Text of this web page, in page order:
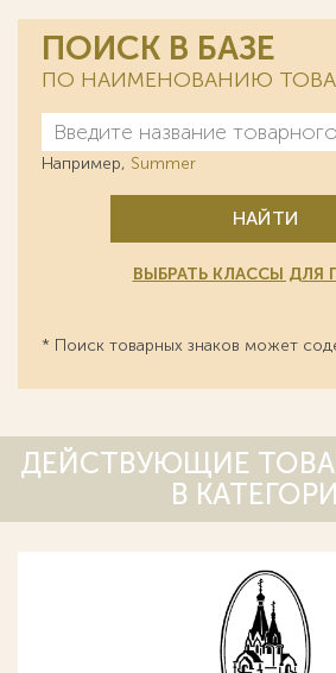
ПОИСК В БАЗЕ
ПО НАИМЕНОВАНИЮ
Например, Summer
НАЙТИ
ВЫБРАТЬ КЛАССЫ ДЛЯ
* Поиск товарных знаков может
ДЕЙСТВУЮЩИЕ
В